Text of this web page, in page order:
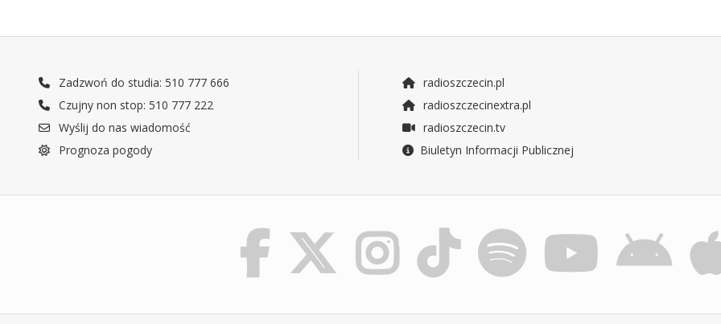
Zadzwoń do studia: 510 777 666
Czujny non stop: 510 777 222
Wyślij do nas wiadomość
Prognoza pogody
radioszczecin.pl
radioszczecinextra.pl
radioszczecin.tv
Biuletyn Informacji Publicznej